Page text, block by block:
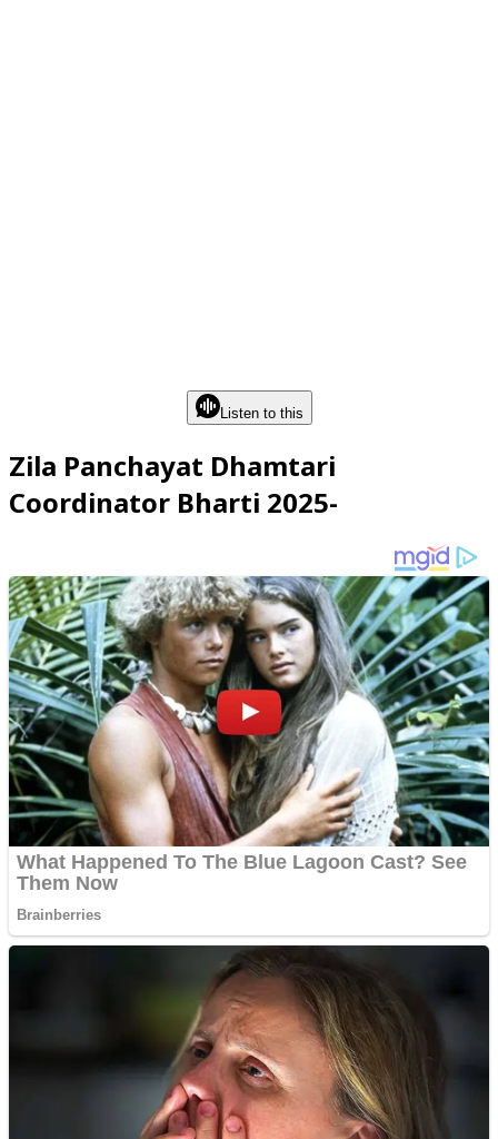
Listen to this
Zila Panchayat Dhamtari
Coordinator Bharti 2025-